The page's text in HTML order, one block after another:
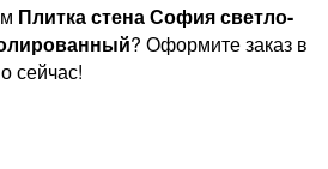
Плитка стена София светло-
? Оформите заказ в
сейчас!